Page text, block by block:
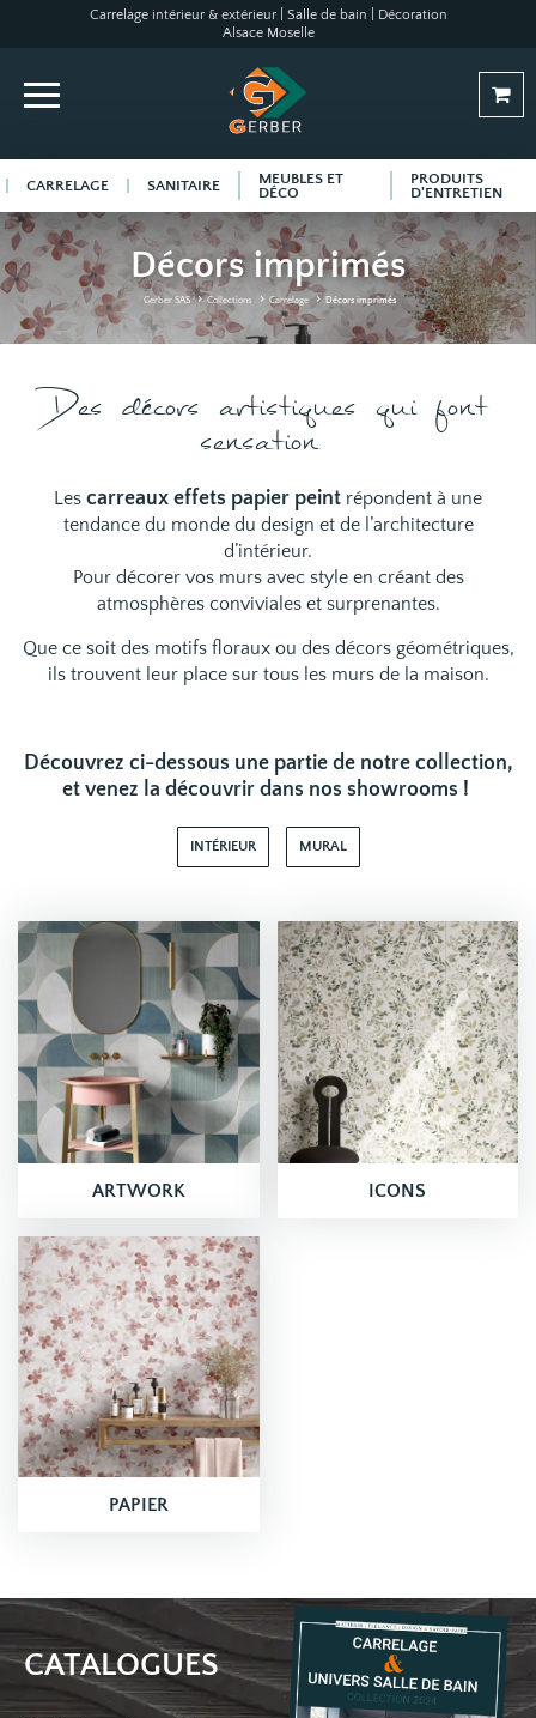
Carrelage intérieur & extérieur | Salle de bain | Décoration
Alsace Moselle
CARRELAGE SANITAIRE
MEUBLES ET
DÉCO
PRODUITS
D'ENTRETIEN
Décors imprimés
Gerber SAS Collections Carrelage Décors imprimés
Des décors artistiques qui font
sensation
Les carreaux effets papier peint répondent à une
tendance du monde du design et de l’architecture
d’intérieur.
Pour décorer vos murs avec style en créant des
atmosphères conviviales et surprenantes.
Que ce soit des motifs floraux ou des décors géométriques,
ils trouvent leur place sur tous les murs de la maison.
Découvrez ci-dessous une partie de notre collection,
et venez la découvrir dans nos showrooms !
INTÉRIEUR MURAL
ARTWORK ICONS
PAPIER
CATALOGUES